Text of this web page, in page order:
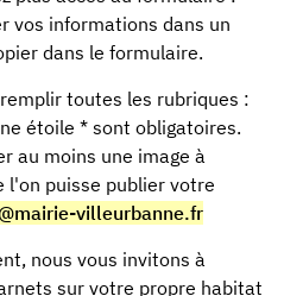
vos informations dans un
dans le formulaire.
toutes les rubriques :
étoile * sont obligatoires.
au moins une image à
l'on puisse publier votre
villeurbanne.fr
nous vous invitons à
sur votre propre habitat